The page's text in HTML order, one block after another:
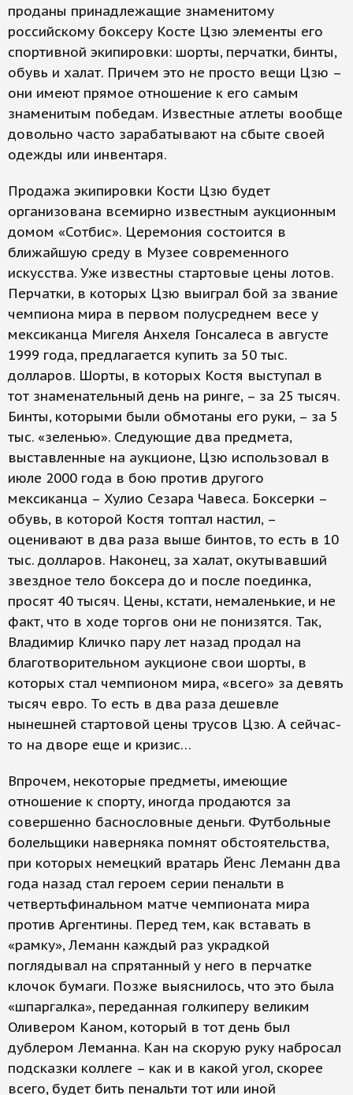
проданы принадлежащие знаменитому
российскому боксеру Косте Цзю элементы его
спортивной экипировки: шорты, перчатки, бинты,
обувь и халат. Причем это не просто вещи Цзю –
они имеют прямое отношение к его самым
знаменитым победам. Известные атлеты вообще
довольно часто зарабатывают на сбыте своей
одежды или инвентаря.
Продажа экипировки Кости Цзю будет
организована всемирно известным аукционным
домом «Сотбис». Церемония состоится в
ближайшую среду в Музее современного
искусства. Уже известны стартовые цены лотов.
Перчатки, в которых Цзю выиграл бой за звание
чемпиона мира в первом полусреднем весе у
мексиканца Мигеля Анхеля Гонсалеса в августе
1999 года, предлагается купить за 50 тыс.
долларов. Шорты, в которых Костя выступал в
тот знаменательный день на ринге, – за 25 тысяч.
Бинты, которыми были обмотаны его руки, – за 5
тыс. «зеленью». Следующие два предмета,
выставленные на аукционе, Цзю использовал в
июле 2000 года в бою против другого
мексиканца – Хулио Сезара Чавеса. Боксерки –
обувь, в которой Костя топтал настил, –
оценивают в два раза выше бинтов, то есть в 10
тыс. долларов. Наконец, за халат, окутывавший
звездное тело боксера до и после поединка,
просят 40 тысяч. Цены, кстати, немаленькие, и не
факт, что в ходе торгов они не понизятся. Так,
Владимир Кличко пару лет назад продал на
благотворительном аукционе свои шорты, в
которых стал чемпионом мира, «всего» за девять
тысяч евро. То есть в два раза дешевле
нынешней стартовой цены трусов Цзю. А сейчас-
то на дворе еще и кризис…
Впрочем, некоторые предметы, имеющие
отношение к спорту, иногда продаются за
совершенно баснословные деньги. Футбольные
болельщики наверняка помнят обстоятельства,
при которых немецкий вратарь Йенс Леманн два
года назад стал героем серии пенальти в
четвертьфинальном матче чемпионата мира
против Аргентины. Перед тем, как вставать в
«рамку», Леманн каждый раз украдкой
поглядывал на спрятанный у него в перчатке
клочок бумаги. Позже выяснилось, что это была
«шпаргалка», переданная голкиперу великим
Оливером Каном, который в тот день был
дублером Леманна. Кан на скорую руку набросал
подсказки коллеге – как и в какой угол, скорее
всего, будет бить пенальти тот или иной